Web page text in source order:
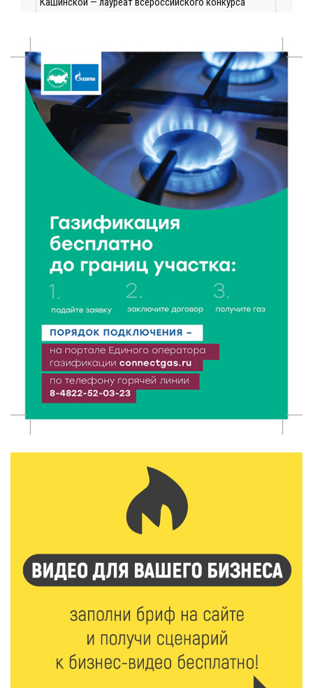
Тверские экологи сняли на видео медвежий обед
8 Авг 2026 14:14 432
Виталий Королев запустил веловолну на Волге в
Калязине
8 Авг 2026 13:37 681
Чем удивит X Международный фестиваль «Калитка»
8 Авг 2026 12:37 408
Забыл вещи в транспорте? Рассказываем, что ждёт
пассажиров по новым правилам
8 Авг 2026 12:12 1218
Более 40 миллионов на металлургию получил бизнес
Твери
8 Авг 2026 11:37 409
От теории до практики: в детских лагерях Тверской
Арбуз без риска: на что обратить внимание при
покупке — советы Роскачества
8 Авг 2026 10:21 847
Виталий Королев рассказал о доступном спорте
для жителей Верхневолжья
«Эстафету чемпионов» провели на площади
Оленинского Дома культуры